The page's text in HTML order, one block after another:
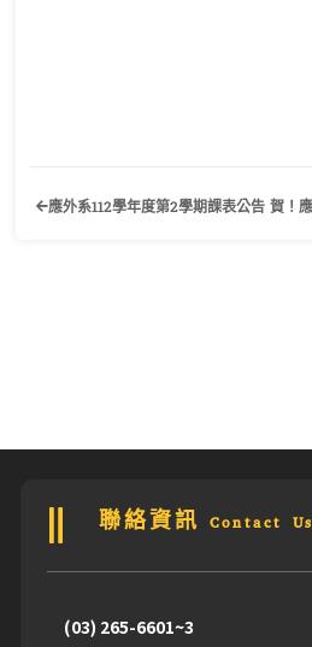
應外系112學年度第2學期課表公告
聯絡資訊 Contact Us
(03) 265-6601~3